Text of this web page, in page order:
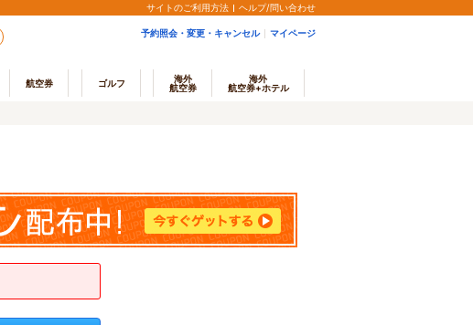
サイトのご利用方法 ヘルプ/問い合わせ
予約照会・変更・キャンセル マイページ
航空券 ゴルフ
海外
航空券
海外
航空券+ホテル